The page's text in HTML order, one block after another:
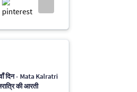
दिन - Mata Kalratri
की आरती